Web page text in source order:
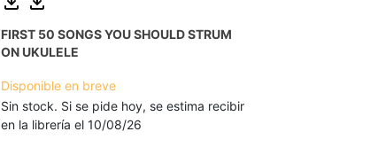
FIRST 50 SONGS YOU SHOULD STRUM
ON UKULELE
Disponible en breve
Sin stock. Si se pide hoy, se estima recibir
en la librería el 10/08/26